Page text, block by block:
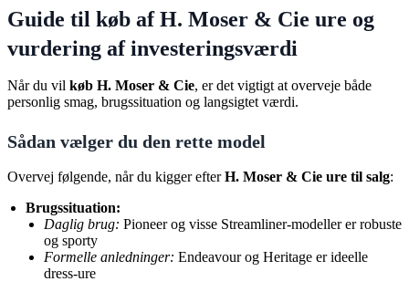
Guide til køb af H. Moser & Cie ure og
vurdering af investeringsværdi
Når du vil køb H. Moser & Cie, er det vigtigt at overveje både
personlig smag, brugssituation og langsigtet værdi.
Sådan vælger du den rette model
Overvej følgende, når du kigger efterH. Moser & Cie ure til salg:
Brugssituation:
Daglig brug: Pioneer og visse Streamliner-modeller er robuste
og sporty
Formelle anledninger: Endeavour og Heritage er ideelle
dress-ure